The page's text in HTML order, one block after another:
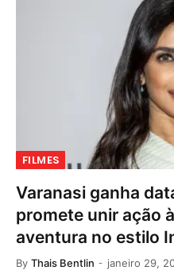
FILMES
Varanasi ganha
promete unir ação
aventura no estilo
By Thais Bentlin janeiro 29,